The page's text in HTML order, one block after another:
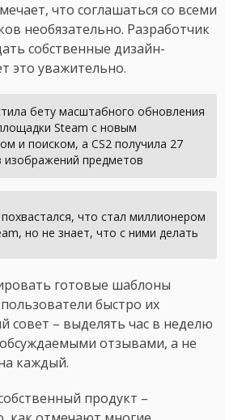
что соглашаться со всеми
необязательно. Разработчик
собственные дизайн-
это уважительно.
бету масштабного обновления
Steam с новым
и поиском, а CS2 получила 27
изображений предметов
что стал миллионером
но не знает, что с ними делать
готовые шаблоны
быстро их
совет – выделять час в неделю
отзывами, а не
каждый.
продукт –